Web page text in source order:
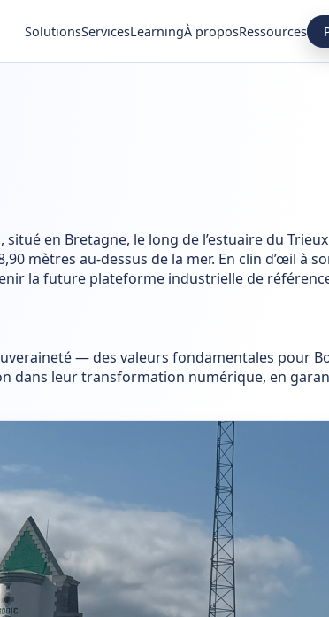
SolutionsServicesLearningÀ proposRessources
en Bretagne, le long de l’estuaire du
mètres au-dessus de la mer. En clin d’œil à
la future plateforme industrielle de
— des valeurs fondamentales pour
dans leur transformation numérique, en